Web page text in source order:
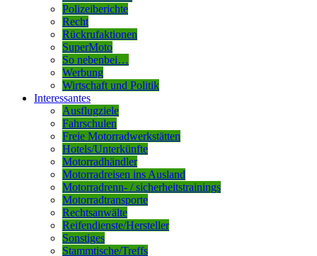
Polizeiberichte
Recht
Rückrufaktionen
SuperMoto
So nebenbei…
Werbung
Wirtschaft und Politik
Interessantes
Ausflugziele
Fahrschulen
Freie Motorradwerkstätten
Hotels/Unterkünfte
Motorradhändler
Motorradreisen ins Ausland
Motorradrenn- / sicherheitstrainings
Motorradtransporte
Rechtsanwälte
Reifendienste/Hersteller
Sonstiges
Stammtische/Treffs